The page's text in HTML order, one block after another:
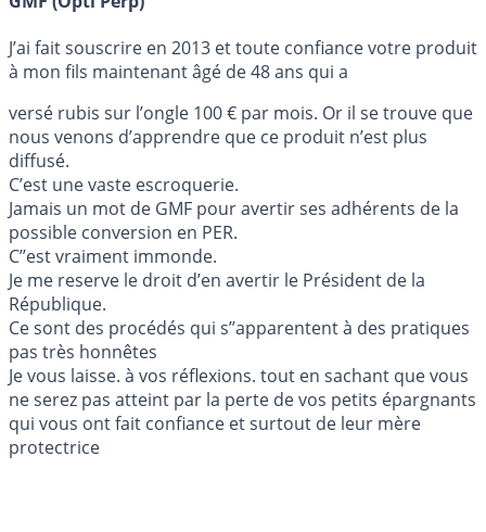
J’ai fait souscrire en 2013 et toute confiance votre produit
à mon fils maintenant âgé de 48 ans qui a
versé rubis sur l’ongle 100 € par mois. Or il se trouve que
nous venons d’apprendre que ce produit n’est plus
diffusé.
C’est une vaste escroquerie.
Jamais un mot de GMF pour avertir ses adhérents de la
possible conversion en PER.
C’’est vraiment immonde.
Je me reserve le droit d’en avertir le Président de la
République.
Ce sont des procédés qui s’’apparentent à des pratiques
pas très honnêtes
Je vous laisse. à vos réflexions. tout en sachant que vous
ne serez pas atteint par la perte de vos petits épargnants
qui vous ont fait confiance et surtout de leur mère
protectrice